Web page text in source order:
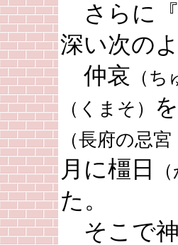
さらに『
深い次の
仲哀 （ち
（くまそ）
（長府の忌
月に橿日
た。
そこで